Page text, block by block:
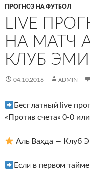
ПРОГНОЗ НА ФУТБОЛ
LIVE
НА МАТЧ
КЛУБ
04.10.2016 ADMIN
Бесплатный live
«Против счета» 0-0
Аль Вахда — Клуб
Если в первом